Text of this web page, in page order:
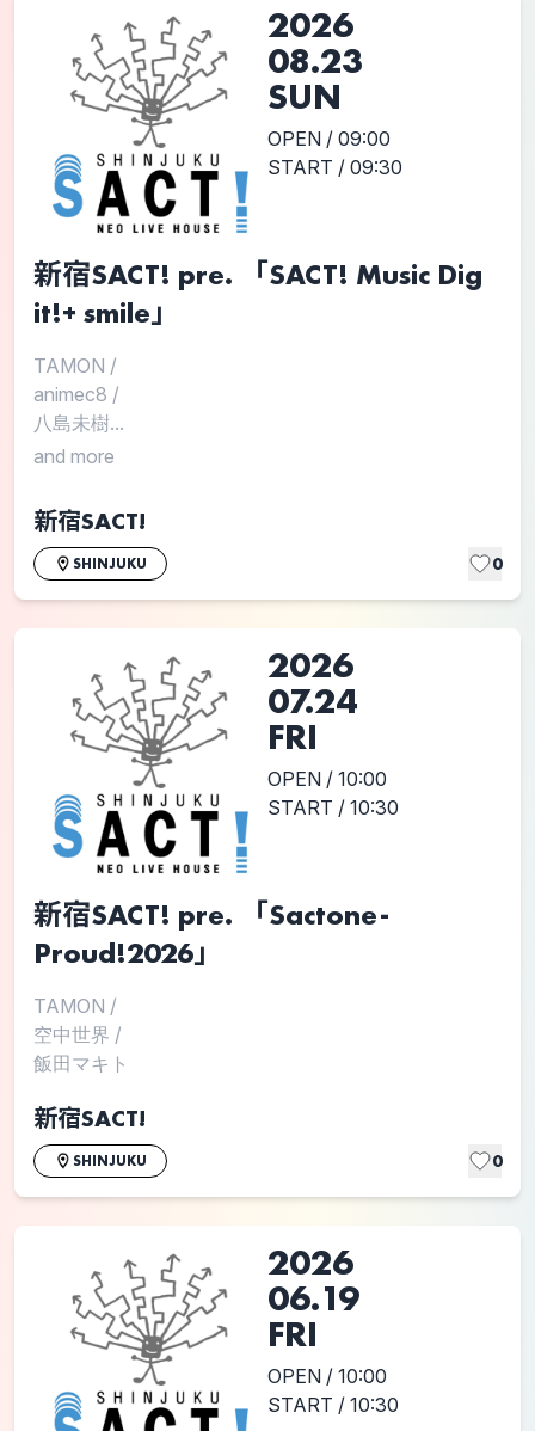
2026
08.23
SUN
OPEN / 09:00
START / 09:30
新宿SACT! pre. 「SACT! Music Dig
it!+ smile」
TAMON /
animec8 /
八島未樹...
and more
新宿SACT!
SHINJUKU 0
2026
07.24
FRI
OPEN / 10:00
START / 10:30
新宿SACT! pre. 「Sactone-
Proud!2026」
TAMON /
空中世界 /
飯田マキト
新宿SACT!
SHINJUKU 0
2026
06.19
FRI
OPEN / 10:00
START / 10:30